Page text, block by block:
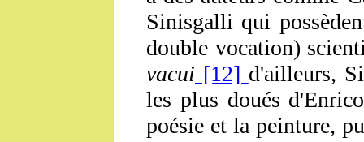
Sinisgalli qui
double vocation)
vacui [12] d'ailleurs,
les plus doués
poésie et la peinture,